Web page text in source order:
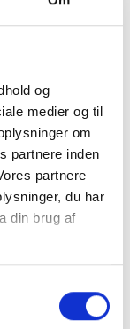
og
medier og til
om
partnere inden
partnere
du har
din brug af
Viden